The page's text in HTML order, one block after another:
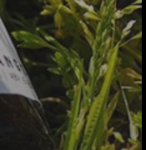
ハイパー縁側@新京極
ハイパー縁側@塩屋
ハイパー縁側@梅田ゆかた祭
ハイパー縁側@車山
Archives
Archives リスト表示